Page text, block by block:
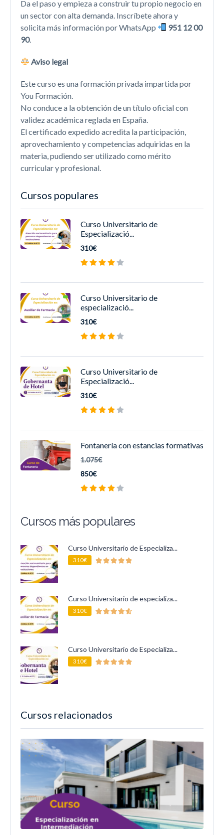
Da el paso y empieza a construir tu propio negocio en
un sector con alta demanda. Inscríbete ahora y
solicita más información por WhatsApp
951 12 00
90.
Aviso legal
Este curso es una formación privada impartida por
You Formación.
No conduce a la obtención de un título oficial con
validez académica reglada en España.
El certificado expedido acredita la participación,
aprovechamiento y competencias adquiridas en la
materia, pudiendo ser utilizado como mérito
curricular y profesional.
Cursos relacionados
Cursos populares
Curso Universitario de
Especializació...
310€
Curso Universitario de
especializació...
310€
Curso Universitario de
Especializació...
310€
Fontanería con estancias formativas
1.075€
850€
Cursos más populares
Curso Universitario de Especializa...
310€
Curso Universitario de especializa...
310€
Curso Universitario de Especializa...
310€